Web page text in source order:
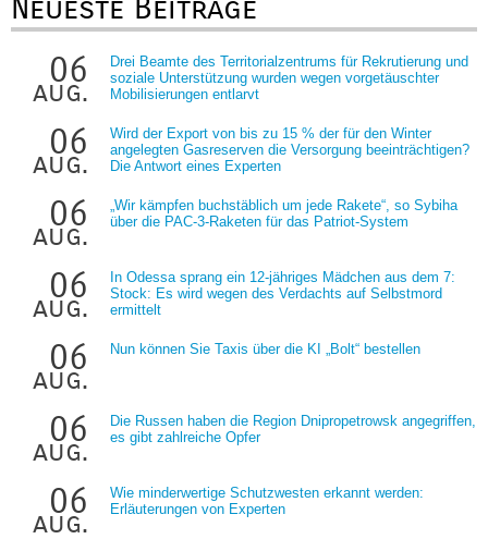
Neueste Beiträge
06
aug.
Drei Beamte des Territorialzentrums für Rekrutierung und
soziale Unterstützung wurden wegen vorgetäuschter
Mobilisierungen entlarvt
06
aug.
Wird der Export von bis zu 15 % der für den Winter
angelegten Gasreserven die Versorgung beeinträchtigen?
Die Antwort eines Experten
06
aug.
„Wir kämpfen buchstäblich um jede Rakete“, so Sybiha
über die PAC-3-Raketen für das Patriot-System
06
aug.
In Odessa sprang ein 12-jähriges Mädchen aus dem 7:
Stock: Es wird wegen des Verdachts auf Selbstmord
ermittelt
06
aug.
Nun können Sie Taxis über die KI „Bolt“ bestellen
06
aug.
Die Russen haben die Region Dnipropetrowsk angegriffen,
es gibt zahlreiche Opfer
06
aug.
Wie minderwertige Schutzwesten erkannt werden:
Erläuterungen von Experten